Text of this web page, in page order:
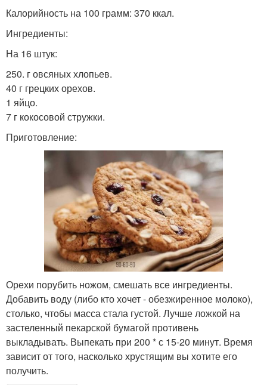
Калорийность на 100 грамм: 370 ккал.
Ингредиенты:
На 16 штук:
250. г овсяных хлопьев.
40 г грецких орехов.
1 яйцо.
7 г кокосовой стружки.
Приготовление:
Орехи порубить ножом, смешать все ингредиенты.
Добавить воду (либо кто хочет - обезжиренное молоко),
столько, чтобы масса стала густой. Лучше ложкой на
застеленный пекарской бумагой противень
выкладывать. Выпекать при 200 * с 15-20 минут. Время
зависит от того, насколько хрустящим вы хотите его
получить.